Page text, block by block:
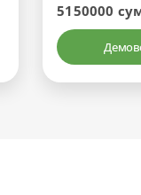
5150000